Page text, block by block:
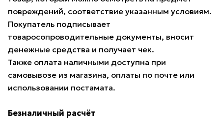
повреждений, соответствие указанным условиям.
Покупатель подписывает
товаросопроводительные документы, вносит
денежные средства и получает чек.
Также оплата наличными доступна при
самовывозе из магазина, оплаты по почте или
использовании постамата.
Безналичный расчёт